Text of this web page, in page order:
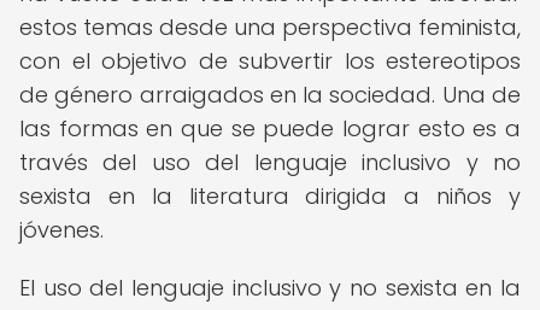
estos temas desde una perspectiva feminista,
con el objetivo de subvertir los estereotipos
de género arraigados en la sociedad. Una de
las formas en que se puede lograr esto es a
través del uso del lenguaje inclusivo y no
sexista en la literatura dirigida a niños y
jóvenes.
El uso del lenguaje inclusivo y no sexista en la